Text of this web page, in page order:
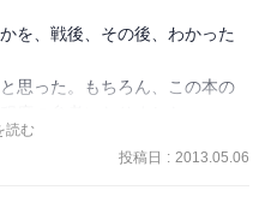
を、戦後、その後、わかった
思った。もちろん、この本の
、楽観的過ぎる感じがする。
その間に、米軍の反抗が始ま
読む
投稿日 : 2013.05.06